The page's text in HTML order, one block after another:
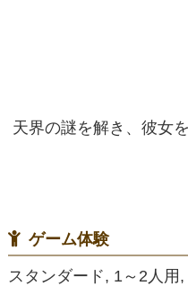
天界の謎を解き、彼女
ゲーム体験
スタンダード, 1～2人用